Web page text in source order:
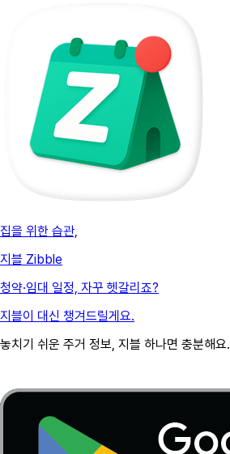
집을 위한 습관,
지블 Zibble
청약·임대 일정, 자꾸 헷갈리죠?
지블이 대신 챙겨드릴게요.
놓치기 쉬운 주거 정보, 지블 하나면 충분해요.